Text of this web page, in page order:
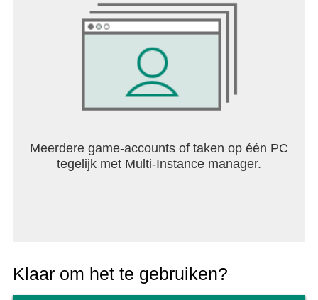
Meerdere game-accounts of taken op één PC
tegelijk met Multi-Instance manager.
Klaar om het te gebruiken?